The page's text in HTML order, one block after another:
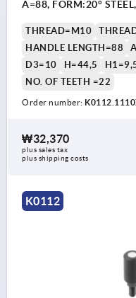
A=88, FORM:20°
THREAD=M10
HANDLE LENGTH=88
D3=10
H=44,5
NO. OF TEETH =22
Order number:
₩32,370
plus sales tax
plus shipping costs
K0112